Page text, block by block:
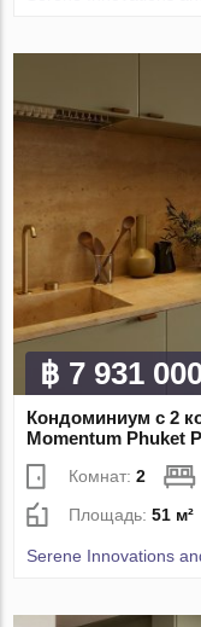
฿ 7 931
Кондоминиум с 2
Momentum Phuket
Комнат:2
Площадь:51 м²
Serene Innovations